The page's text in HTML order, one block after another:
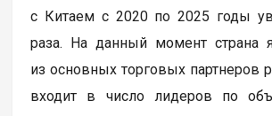
с Китаем с 2020 по 2025 годы
раза. На данный момент страна
из основных торговых партнеров
входит в число лидеров по